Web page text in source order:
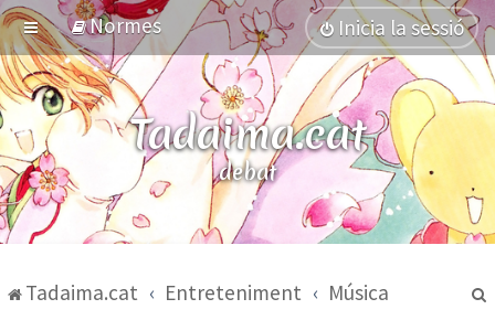
Normes Inicia la sessió
Tadaima.cat
debat
Tadaima.cat Entreteniment Música